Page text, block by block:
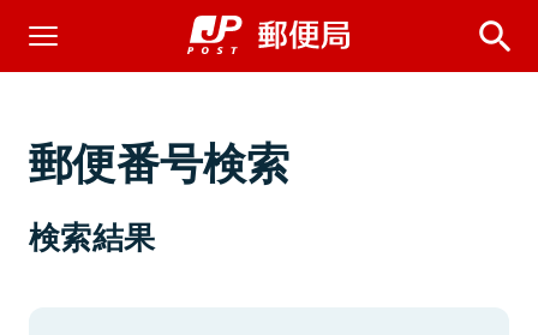
郵便番号検索
検索結果